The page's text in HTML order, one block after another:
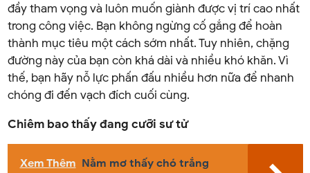
đầy tham vọng và luôn muốn giành được vị trí cao nhất
trong công việc. Bạn không ngừng cố gắng để hoàn
thành mục tiêu một cách sớm nhất. Tuy nhiên, chặng
đường này của bạn còn khá dài và nhiều khó khăn. Vì
thế, bạn hãy nỗ lực phấn đấu nhiều hơn nữa để nhanh
chóng đi đến vạch đích cuối cùng.
Chiêm bao thấy đang cưỡi sư tử
Xem Thêm Nằm mơ thấy chó trắng